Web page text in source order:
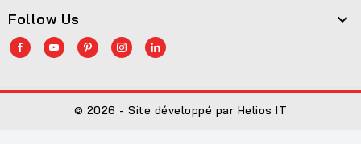
Follow Us 
© 2026 - Site développé par Helios IT